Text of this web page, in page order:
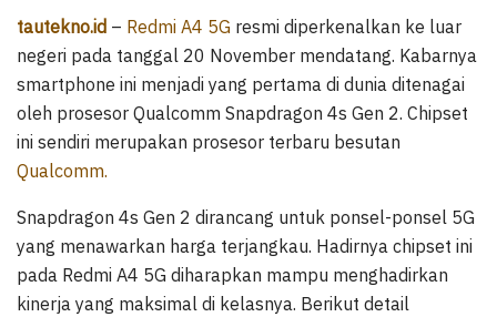
tautekno.id – Redmi A4 5G resmi diperkenalkan ke luar
negeri pada tanggal 20 November mendatang. Kabarnya
smartphone ini menjadi yang pertama di dunia ditenagai
oleh prosesor Qualcomm Snapdragon 4s Gen 2. Chipset
ini sendiri merupakan prosesor terbaru besutan
Qualcomm.
Snapdragon 4s Gen 2 dirancang untuk ponsel-ponsel 5G
yang menawarkan harga terjangkau. Hadirnya chipset ini
pada Redmi A4 5G diharapkan mampu menghadirkan
kinerja yang maksimal di kelasnya. Berikut detail